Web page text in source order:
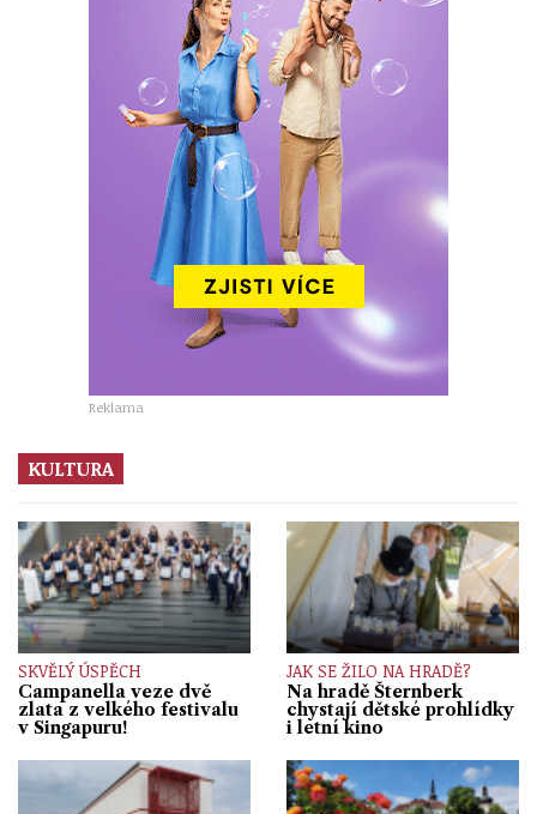
Reklama
KULTURA
SKVĚLÝ ÚSPĚCH
Campanella veze dvě
zlata z velkého festivalu
v Singapuru!
JAK SE ŽILO NA HRADĚ?
Na hradě Šternberk
chystají dětské prohlídky
i letní kino